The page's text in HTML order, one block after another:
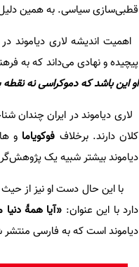
قطبی‌سازی سیاسی. به همین
اهمیت اندیشه لاری دیاموند
پیچیده و نهادی می‌داند که به
او این باشد که دموکراسی نه نقطه
لاری دیاموند در ایران چندان
کلان دارند. برخلاف فوکویاما و
دیاموند بیشتر شبیه یک
با این حال دست او نیز از حیث
دارد با این عنوان: «آیا همۀ
دیاموند است که به فارسی منتشر